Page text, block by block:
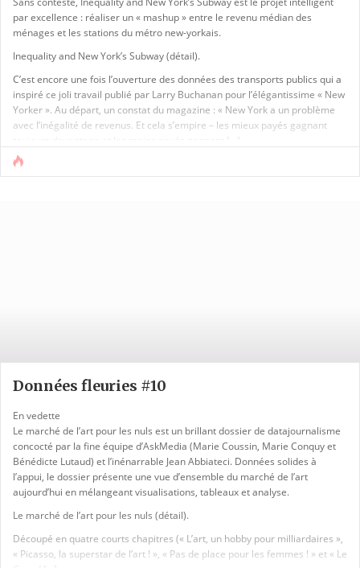
par excellence : réaliser un « mashup » entre le revenu médian des
ménages et les stations du métro new-yorkais.
Inequality and New York’s Subway (détail).
C’est encore une fois l’ouverture des données des transports publics qui a
inspiré ce joli travail publié par Larry Buchanan pour l’élégantissime « New
Yorker ». Au départ, un constat du magazine : « New York a un problème
avec l’inégalité de revenus. Et cela s’empire – les mieux payés gagnant
Données fleuries #10
En vedette
Le marché de l’art pour les nuls est un brillant dossier de datajournalisme
concocté par la fine équipe d’AskMedia (Marie Coussin, Marie Conquy et
Bénédicte Lutaud) et l’inénarrable Jean Abbiateci. Données solides à
l’appui, le dossier présente une vue d’ensemble du marché de l’art
aujourd’hui en mélangeant visualisations, tableaux et analyse.
Le marché de l’art pour les nuls (détail).
Découpé en quatre courts chapitres (« L’art, un hobby pour milliardaires »,
« Picasso, la superstar de l’art ! », « Pas de place pour les femmes ! » et « Le